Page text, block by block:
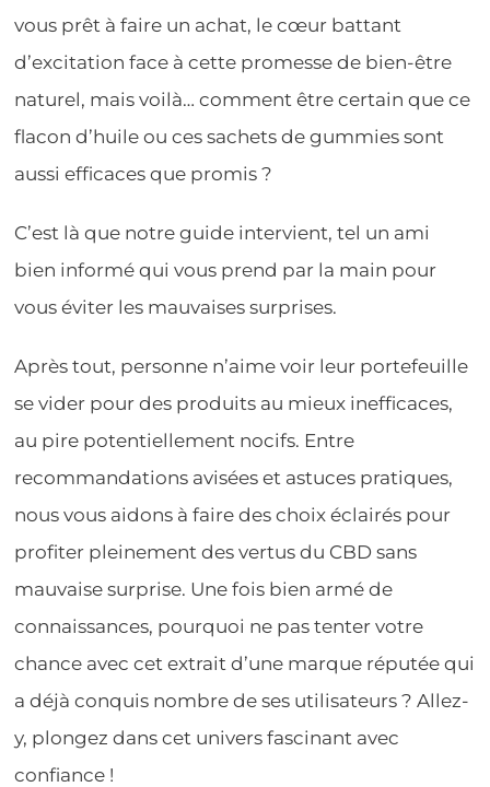
vous prêt à faire un achat, le cœur battant
d’excitation face à cette promesse de bien-être
naturel, mais voilà… comment être certain que ce
flacon d’huile ou ces sachets de gummies sont
aussi efficaces que promis ?
C’est là que notre guide intervient, tel un ami
bien informé qui vous prend par la main pour
vous éviter les mauvaises surprises.
Après tout, personne n’aime voir leur portefeuille
se vider pour des produits au mieux inefficaces,
au pire potentiellement nocifs. Entre
recommandations avisées et astuces pratiques,
nous vous aidons à faire des choix éclairés pour
profiter pleinement des vertus du CBD sans
mauvaise surprise. Une fois bien armé de
connaissances, pourquoi ne pas tenter votre
chance avec cet extrait d’une marque réputée qui
a déjà conquis nombre de ses utilisateurs ? Allez-
y, plongez dans cet univers fascinant avec
confiance !